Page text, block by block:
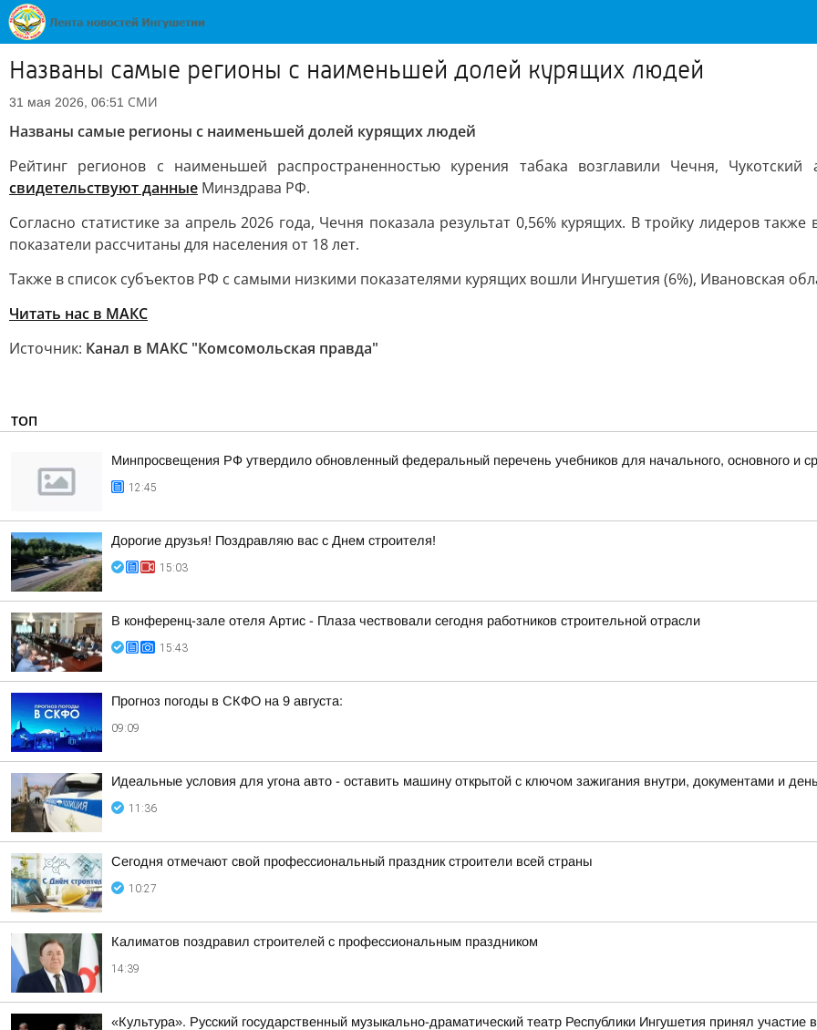
Названы самые регионы с наименьшей долей курящих людей
31 мая 2026, 06:51 СМИ
Названы самые регионы с наименьшей долей курящих людей
Рейтинг регионов с наименьшей распространенностью курения табака возглавили Чечня,
свидетельствуют данные Минздрава РФ.
Согласно статистике за апрель 2026 года, Чечня показала результат 0,56% курящих. В тройку лидеров
показатели рассчитаны для населения от 18 лет.
Также в список субъектов РФ с самыми низкими показателями курящих вошли Ингушетия (6%), Ивановская
Читать нас в МАКС
Источник: Канал в МАКС "Комсомольская правда"
ТОП
Минпросвещения РФ утвердило обновленный федеральный перечень учебников для начального, основного и
12:45
Дорогие друзья! Поздравляю вас с Днем строителя!
15:03
В конференц-зале отеля Артис - Плаза чествовали сегодня работников строительной отрасли
15:43
Прогноз погоды в СКФО на 9 августа:
09:09
Идеальные условия для угона авто - оставить машину открытой с ключом зажигания внутри, документами и
11:36
Сегодня отмечают свой профессиональный праздник строители всей страны
10:27
Калиматов поздравил строителей с профессиональным праздником
14:39
«Культура». Русский государственный музыкально-драматический театр Республики Ингушетия принял